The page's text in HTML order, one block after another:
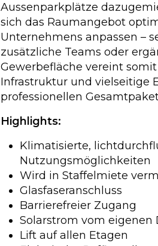
Aussenparkplätze
sich das Raumangebot
Unternehmens anpassen –
zusätzliche Teams oder
Gewerbefläche vereint
Infrastruktur und vielseitige
professionellen
Highlights:
Klimatisierte,
Nutzungsmöglichkeiten
Wird in Staffelmiete
Glasfaseranschluss
Barrierefreier Zugang
Solarstrom vom eigenen
Lift auf allen Etagen